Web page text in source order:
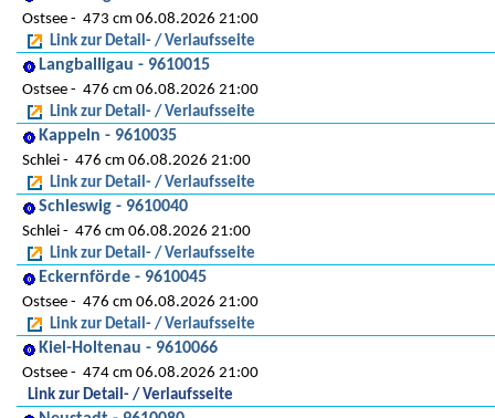
Ostsee
473 cm 06.08.2026 21:00
Link zur Detail- / Verlaufsseite
Langballigau - 9610015
Ostsee
476 cm 06.08.2026 21:00
Link zur Detail- / Verlaufsseite
Kappeln - 9610035
Schlei
476 cm 06.08.2026 21:00
Link zur Detail- / Verlaufsseite
Schleswig - 9610040
Schlei
476 cm 06.08.2026 21:00
Link zur Detail- / Verlaufsseite
Eckernförde - 9610045
Ostsee
476 cm 06.08.2026 21:00
Link zur Detail- / Verlaufsseite
Kiel-Holtenau - 9610066
Ostsee
474 cm 06.08.2026 21:00
Link zur Detail- / Verlaufsseite